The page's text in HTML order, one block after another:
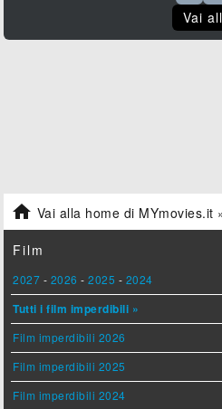
Vai
 Vai alla home di MYmovies.it
Film
2027 - 2026 -2025 - 2024
Tutti i film imperdibili »
Film imperdibili 2026
Film imperdibili 2025
Film imperdibili 2024